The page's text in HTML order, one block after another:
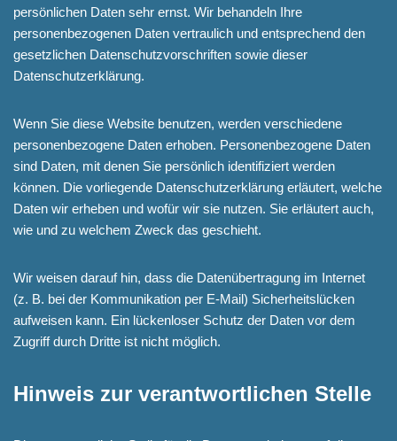
persönlichen Daten sehr ernst. Wir behandeln Ihre
personenbezogenen Daten vertraulich und entsprechend den
gesetzlichen Datenschutzvorschriften sowie dieser
Datenschutzerklärung.
Wenn Sie diese Website benutzen, werden verschiedene
personenbezogene Daten erhoben. Personenbezogene Daten
sind Daten, mit denen Sie persönlich identifiziert werden
können. Die vorliegende Datenschutzerklärung erläutert, welche
Daten wir erheben und wofür wir sie nutzen. Sie erläutert auch,
wie und zu welchem Zweck das geschieht.
Wir weisen darauf hin, dass die Datenübertragung im Internet
(z. B. bei der Kommunikation per E-Mail) Sicherheitslücken
aufweisen kann. Ein lückenloser Schutz der Daten vor dem
Zugriff durch Dritte ist nicht möglich.
Hinweis zur verantwortlichen Stelle